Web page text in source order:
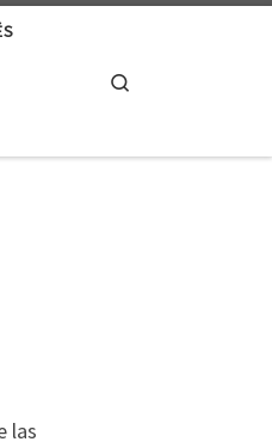
las